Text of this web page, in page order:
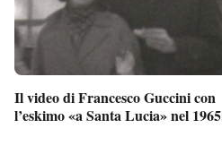
Il video di Francesco Guccini con
l’eskimo «a Santa Lucia» nel 1965